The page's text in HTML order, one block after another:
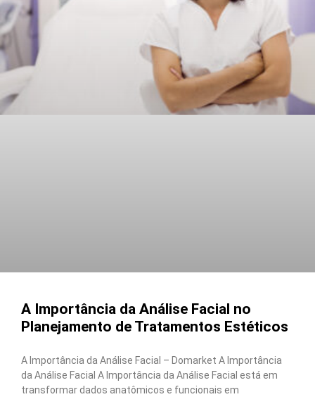
Under
Skin
A Importância da Análise Facial no
Planejamento de Tratamentos Estéticos
A Importância da Análise Facial – Domarket A Importância
da Análise Facial A Importância da Análise Facial está em
transformar dados anatômicos e funcionais em